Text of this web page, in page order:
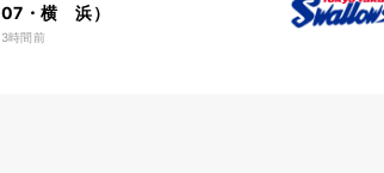
07・横 浜）
3時間前